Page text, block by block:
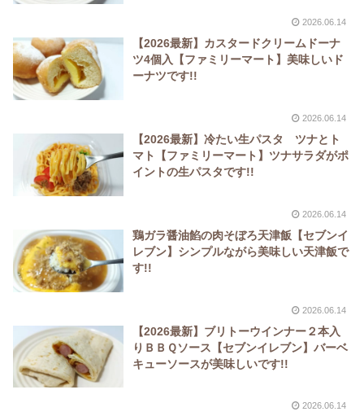
2026.06.14
【2026最新】カスタードクリームドーナ
ツ4個入【ファミリーマート】美味しいド
ーナツです!!
2026.06.14
【2026最新】冷たい生パスタ ツナとト
マト【ファミリーマート】ツナサラダがポ
イントの生パスタです!!
2026.06.14
鶏ガラ醤油餡の肉そぼろ天津飯【セブンイ
レブン】シンプルながら美味しい天津飯で
す!!
2026.06.14
【2026最新】ブリトーウインナー２本入
りＢＢＱソース【セブンイレブン】バーベ
キューソースが美味しいです!!
2026.06.14